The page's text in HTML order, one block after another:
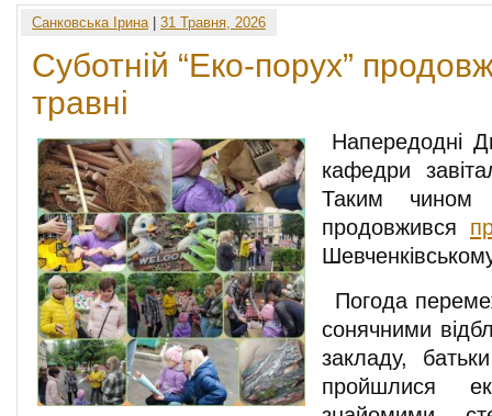
Санковська Ірина| 31 Травня, 2026
Суботній “Еко-порух”
травні
Напередодні
кафедри
Таким чином
продовжився
Погода
сонячними
закладу,
пройшлися